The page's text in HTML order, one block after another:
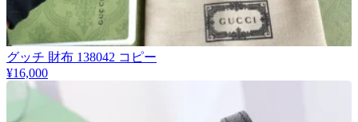
グッチ 財布 138042 コピー
¥16,000